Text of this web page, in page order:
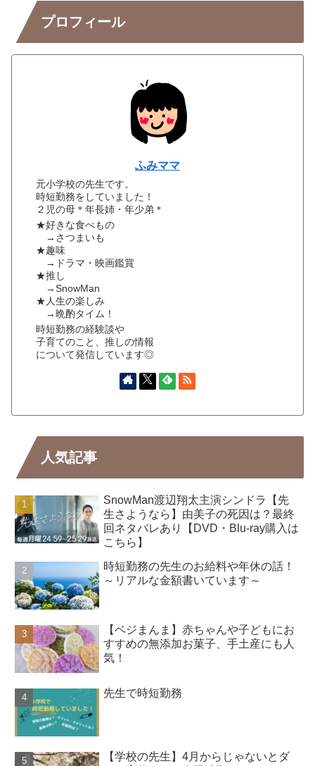
プロフィール
ふみママ
元小学校の先生です。
時短勤務をしていました！
２児の母＊年長姉・年少弟＊
★好きな食べもの
→さつまいも
★趣味
→ドラマ・映画鑑賞
★推し
→SnowMan
★人生の楽しみ
→晩酌タイム！
時短勤務の経験談や
子育てのこと、推しの情報
について発信しています◎
人気記事
SnowMan渡辺翔太主演シンドラ【先
生さようなら】由美子の死因は？最終
回ネタバレあり【DVD・Blu-ray購入は
こちら】
時短勤務の先生のお給料や年休の話！
～リアルな金額書いています～
【ベジまんま】赤ちゃんや子どもにお
すすめの無添加お菓子、手土産にも人
気！
先生で時短勤務
【学校の先生】4月からじゃないとダ